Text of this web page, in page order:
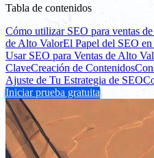
Tabla de contenidos
Cómo utilizar SEO para ventas
de Alto ValorEl Papel del SEO
Usar SEO para Ventas de Alto
ClaveCreación de Contenidos
Ajuste de Tu Estrategia de SEO
Iniciar prueba gratuita